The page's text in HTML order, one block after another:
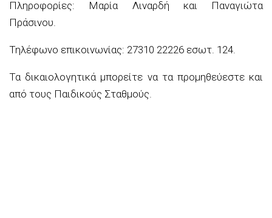
Πληροφορίες: Μαρία Λιναρδή και Παναγιώτα
Πράσινου.
Τηλέφωνο επικοινωνίας: 27310 22226 εσωτ. 124.
Τα δικαιολογητικά μπορείτε να τα προμηθεύεστε και
από τους Παιδικούς Σταθμούς.